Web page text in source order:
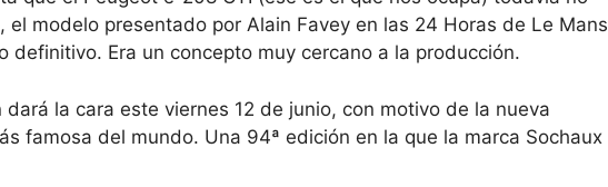
modelo presentado por Alain Favey en las 24 Horas de Le Mans
definitivo. Era un concepto muy cercano a la producción.
la cara este viernes 12 de junio, con motivo de la nueva
famosa del mundo. Una 94ª edición en la que la marca Sochaux